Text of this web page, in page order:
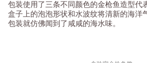
包装使用了三条不同颜色的金枪鱼造型代
盒子上的泡泡形状和水波纹将清新的海洋
包装就仿佛闻到了咸咸的海水味。